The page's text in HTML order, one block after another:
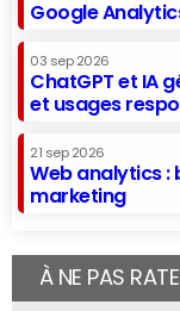
Google
03 sep 2026
ChatGPT et IA
et usages
21 sep 2026
Web analytics :
marketing
À NE PAS